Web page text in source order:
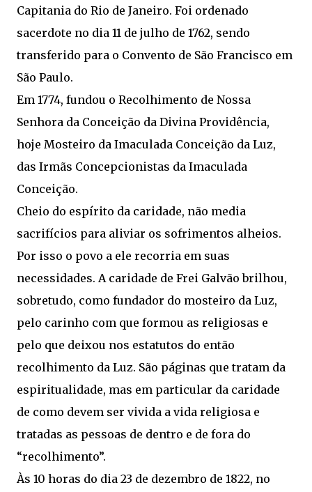
Capitania do Rio de Janeiro. Foi ordenado
sacerdote no dia 11 de julho de 1762, sendo
transferido para o Convento de São Francisco em
São Paulo.
Em 1774, fundou o Recolhimento de Nossa
Senhora da Conceição da Divina Providência,
hoje Mosteiro da Imaculada Conceição da Luz,
das Irmãs Concepcionistas da Imaculada
Conceição.
Cheio do espírito da caridade, não media
sacrifícios para aliviar os sofrimentos alheios.
Por isso o povo a ele recorria em suas
necessidades. A caridade de Frei Galvão brilhou,
sobretudo, como fundador do mosteiro da Luz,
pelo carinho com que formou as religiosas e
pelo que deixou nos estatutos do então
recolhimento da Luz. São páginas que tratam da
espiritualidade, mas em particular da caridade
de como devem ser vivida a vida religiosa e
tratadas as pessoas de dentro e de fora do
“recolhimento”.
Às 10 horas do dia 23 de dezembro de 1822, no